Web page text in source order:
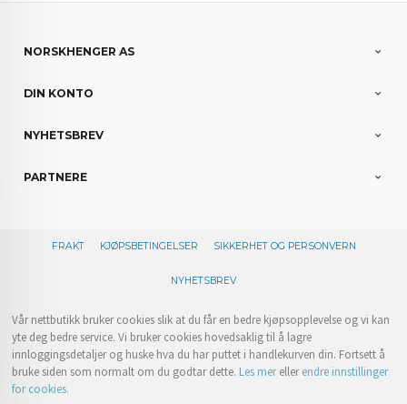
NORSKHENGER AS
DIN KONTO
NYHETSBREV
PARTNERE
FRAKT KJØPSBETINGELSER SIKKERHET OG PERSONVERN
NYHETSBREV
Vår nettbutikk bruker cookies slik at du får en bedre kjøpsopplevelse og vi kan
yte deg bedre service. Vi bruker cookies hovedsaklig til å lagre
innloggingsdetaljer og huske hva du har puttet i handlekurven din. Fortsett å
bruke siden som normalt om du godtar dette. Les merellerendre innstillinger
for cookies.